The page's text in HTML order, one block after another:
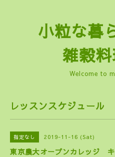
小粒な
雑穀
Welcome to
レッスンスケジュール
指定なし 2019-11-16 (Sat)
東京農大オープンカレッジ